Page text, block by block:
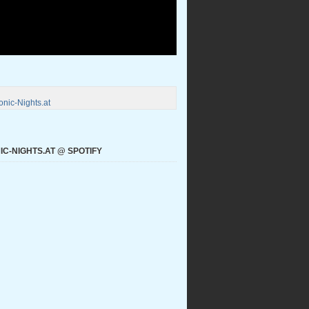
Nights.at
NIGHTS.AT @ SPOTIFY